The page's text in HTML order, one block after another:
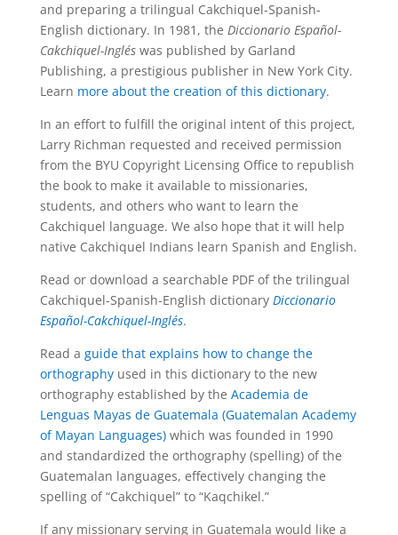
and preparing a trilingual Cakchiquel-Spanish-
English dictionary. In 1981, the Diccionario Español-
Cakchiquel-Ingléswas published by Garland
Publishing, a prestigious publisher in New York City.
Learn more about the creation of this dictionary.
In an effort to fulfill the original intent of this project,
Larry Richman requested and received permission
from the BYU Copyright Licensing Office to republish
the book to make it available to missionaries,
students, and others who want to learn the
Cakchiquel language. We also hope that it will help
native Cakchiquel Indians learn Spanish and English.
Read or download a searchable PDF of the trilingual
Cakchiquel-Spanish-English dictionary Diccionario
Español-Cakchiquel-Inglés.
Read a guide that explains how to change the
orthographyused in this dictionary to the new
orthography established by the Academia de
Lenguas Mayas de Guatemala (Guatemalan Academy
of Mayan Languages)which was founded in 1990
and standardized the orthography (spelling) of the
Guatemalan languages, effectively changing the
spelling of “Cakchiquel” to “Kaqchikel.”
If any missionary serving in Guatemala would like a